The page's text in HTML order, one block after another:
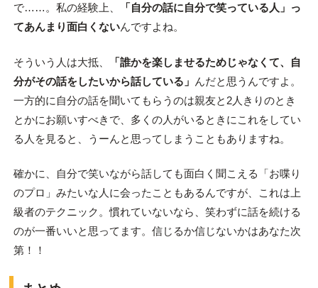
で……。私の経験上、
「自分の話に自分で笑っている人」っ
てあんまり面白くないんですよね。
そういう人は大抵、
「誰かを楽しませるためじゃなくて、自
分がその話をしたいから話している」 んだと思うんですよ。
一方的に自分の話を聞いてもらうのは親友と2人きりのとき
とかにお願いすべきで、多くの人がいるときにこれをしてい
る人を見ると、うーんと思ってしまうこともありますね。
確かに、自分で笑いながら話しても面白く聞こえる「お喋り
のプロ」みたいな人に会ったこともあるんですが、これは上
級者のテクニック。慣れていないなら、笑わずに話を続ける
のが一番いいと思ってます。信じるか信じないかはあなた次
第！！